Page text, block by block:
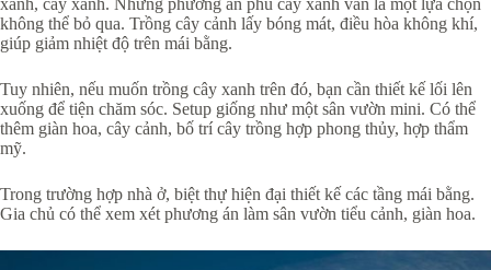
không thể bỏ qua. Trồng cây cảnh lấy bóng mát, điều hòa không khí,
giúp giảm nhiệt độ trên mái bằng.
Tuy nhiên, nếu muốn trồng cây xanh trên đó, bạn cần thiết kế lối lên
xuống để tiện chăm sóc. Setup giống như một sân vườn mini. Có thể
thêm giàn hoa, cây cảnh, bố trí cây trồng hợp phong thủy, hợp thẩm
mỹ.
Trong trường hợp nhà ở, biệt thự hiện đại thiết kế các tầng mái bằng.
Gia chủ có thể xem xét phương án làm sân vườn tiểu cảnh, giàn hoa.